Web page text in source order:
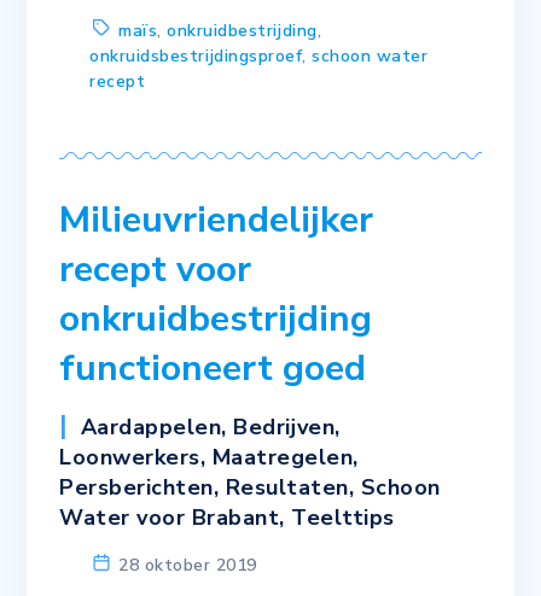
maïs,onkruidbestrijding,
onkruidsbestrijdingsproef,schoon water
recept
Milieuvriendelijker
recept voor
onkruidbestrijding
functioneert goed
Aardappelen, Bedrijven,
Loonwerkers, Maatregelen,
Persberichten, Resultaten, Schoon
Water voor Brabant, Teelttips
28 oktober 2019